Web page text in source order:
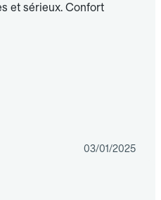
et sérieux. Confort
03/01/2025